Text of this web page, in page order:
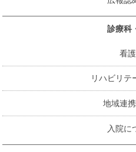
診療科
看
リハビリテ
地域連
入院に